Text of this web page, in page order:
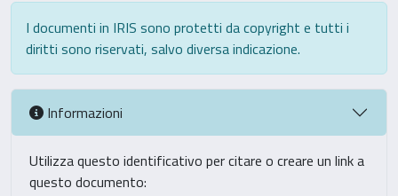
I documenti in IRIS sono protetti da copyright e tutti i
diritti sono riservati, salvo diversa indicazione.
Informazioni
Utilizza questo identificativo per citare o creare un link a
questo documento: